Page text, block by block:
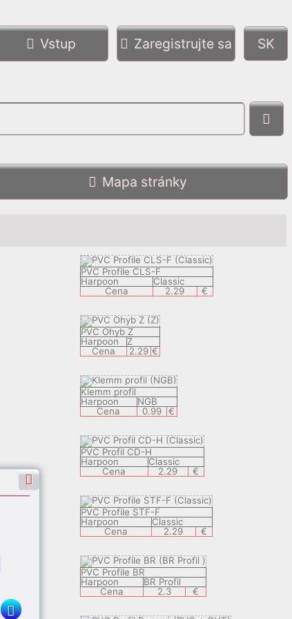
Vstup Zaregistrujte sa
Mapa stránky
PVC Profile CLS-F
Harpoon
Classic
Cena
2.29 €
PVC Ohyb Z
Harpoon
Z
Cena
2.29 €
Klemm profil
Harpoon
NGB
Cena
0.99 €
PVC Profil CD-H
Harpoon
Classic
Cena
2.29 €
PVC Profile STF-F
Harpoon
Classic
Cena
2.29 €
PVC Profile BR
Harpoon
BR Profil
Cena
2.3 €